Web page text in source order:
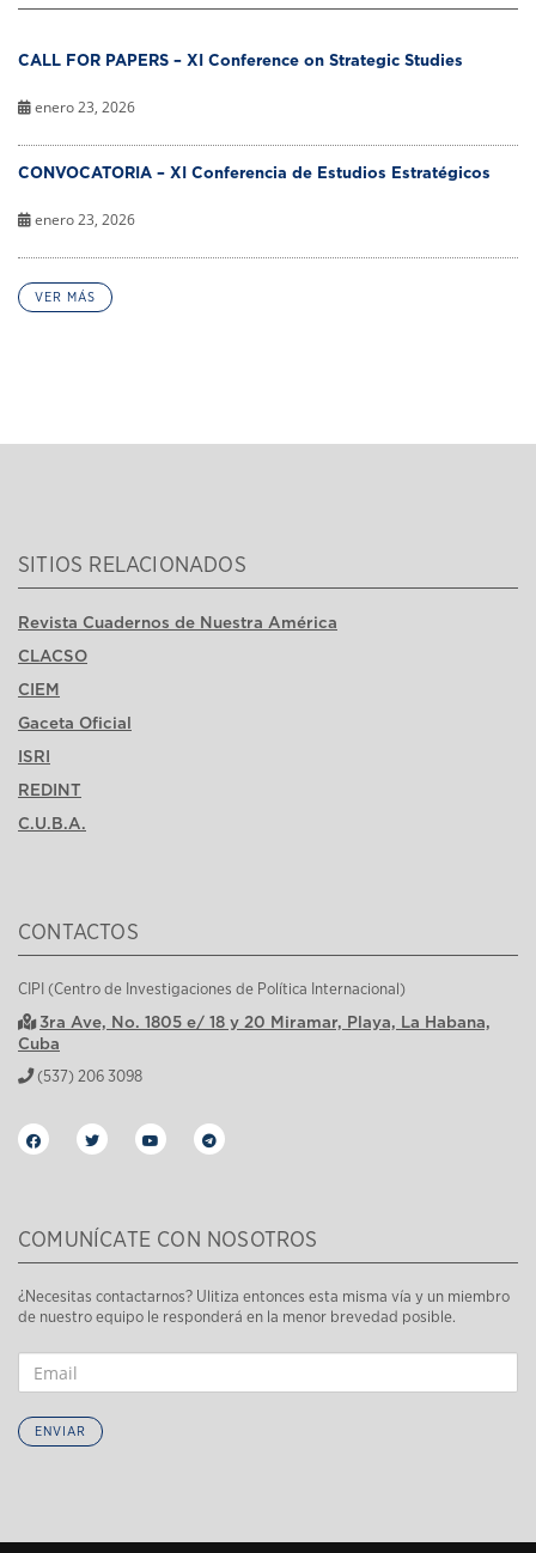
CALL FOR PAPERS – XI Conference on Strategic Studies
enero 23, 2026
CONVOCATORIA – XI Conferencia de Estudios Estratégicos
enero 23, 2026
VER MÁS
SITIOS RELACIONADOS
Revista Cuadernos de Nuestra América
CLACSO
CIEM
Gaceta Oficial
ISRI
REDINT
C.U.B.A.
CONTACTOS
CIPI (Centro de Investigaciones de Política Internacional)
3ra Ave, No. 1805 e/ 18 y 20 Miramar, Playa, La Habana,
Cuba
(537) 206 3098
COMUNÍCATE CON NOSOTROS
¿Necesitas contactarnos? Ulitiza entonces esta misma vía y un miembro
de nuestro equipo le responderá en la menor brevedad posible.
ENVIAR